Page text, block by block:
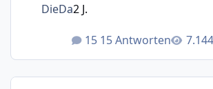
15 Antworten
DieDa2 J.